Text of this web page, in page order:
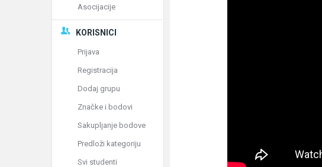
Asocijacije
KORISNICI
Prijava
Registracija
Dodaj grupu
Značke i bodovi
Sakupljanje bodove
Predloži kategoriju
Svi studenti